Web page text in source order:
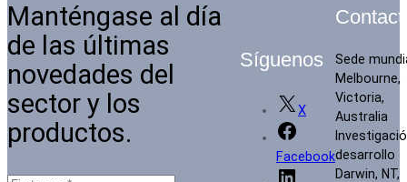
Manténgase al día
de las últimas
novedades del
sector y los
productos.
Síguenos
X
Facebook
Sede
Melbourne,
Victoria,
Australia
desarrollo
Darwin, NT,